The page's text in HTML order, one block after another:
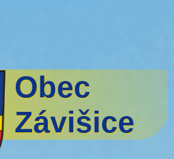
Obec
Závišice